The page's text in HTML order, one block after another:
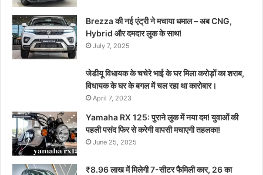
Brezza की नई एंट्री ने मचाया धमाल – अब CNG,
Hybrid और दमदार लुक के साथ!
July 7, 2025
जेडीयू विधायक के चचेरे भाई के घर मिला करोड़ों का शराब,
विधायक के घर के बगल में चल रहा था कारोबार।
April 7, 2023
Yamaha RX 125: पुराने लुक में नया दम! युवाओं की
पहली पसंद फिर से करेगी वापसी मचाएगी तहलका!
June 25, 2025
₹8.96 लाख में मिलेगी 7-सीटर फैमिली कार, 26 का